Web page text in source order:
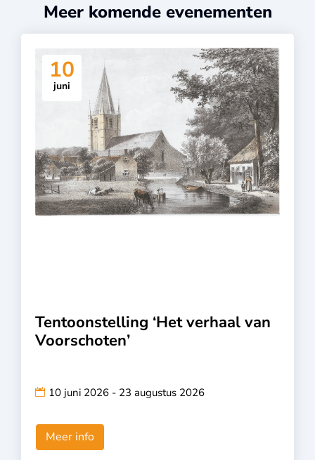
Meer komende evenementen
10
juni
Tentoonstelling ‘Het verhaal van
Voorschoten’
10 juni 2026 - 23 augustus 2026
Meer info